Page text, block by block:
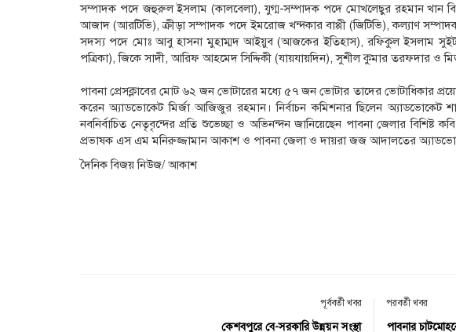
সম্পাদক পদে জহুরুল ইসলাম (কালবেলা), যুগ্ম-সম্পাদক পদে মোখলেছুর রহমান খান
আজাদ (আরটিভি), ক্রীড়া সম্পাদক পদে ইমরোজ খন্দকার বাপ্পী (জিটিভি), কল্যাণ
সদস্য পদে মোঃ আবু হাসনা মুহাম্মদ আইয়ুব (আজকের ইতিহাস), রফিকুল ইসলাম
পত্রিকা), জিকে সাদী, আরিফ আহমেদ সিদ্দিকী (যায়যায়দিন), সুশীল কুমার তরফদার ও
পাবনা প্রেসক্লাবের মোট ৬২ জন ভোটারের মধ্যে ৫৭ জন ভোটার তাদের ভোটাধিকার
করেন অ্যাডভোকেট মির্জা আজিজুর রহমান। নির্বাচন কমিশনার ছিলেন
নবনির্বাচিত নেতৃবৃন্দের প্রতি শুভেচ্ছা ও অভিনন্দন জানিয়েছেন পাবনা জেলার বিশিষ্ট
প্রভাষক এস এম মনিরুজ্জামান আকাশ ও পাবনা জেলা ও দায়রা জজ আদালতের
দৈনিক বিজয় নিউজ/ আকাশ
পূর্ববর্তী খবর
কেশবপুরে বে-সরকারি উন্নয়ন সংস্থা
পরবর্তী খবর
পাবনার